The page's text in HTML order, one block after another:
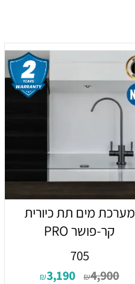
מערכת מים תת כיורית
קר-פושר PRO
705
₪4,900
₪3,190